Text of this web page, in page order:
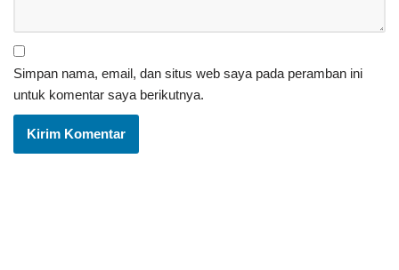
Simpan nama, email, dan situs web saya pada peramban ini
untuk komentar saya berikutnya.